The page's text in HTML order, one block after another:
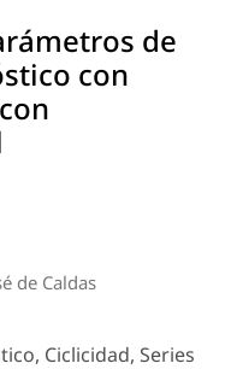
de
con
de Caldas
Ciclicidad, Series